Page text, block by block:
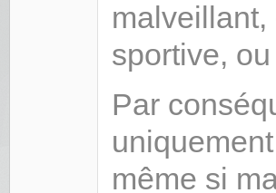
sportive,
Par
même si